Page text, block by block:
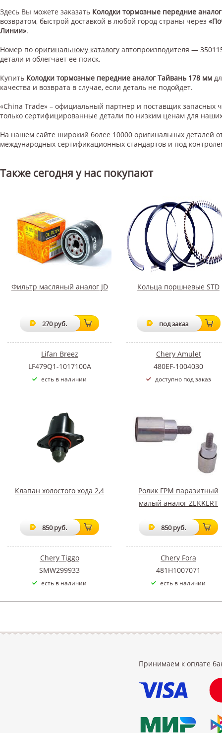
Здесь Вы можете заказать Колодки тормозные передние
возвратом, быстрой доставкой в любой город страны через
Линии».
Номер по оригинальному каталогу автопроизводителя —
детали и облегчает ее поиск.
Купить Колодки тормозные передние аналог Тайвань 178 мм
качества и возврата в случае, если деталь не подойдет.
«China Trade» – официальный партнер и поставщик запасных
только сертифицированные детали по низким ценам для
На нашем сайте широкий более 10000 оригинальных деталей
международных сертификационных стандартов и под
Также сегодня у нас покупают
Фильтр масляный аналог JD
270 руб.
Lifan Breez
LF479Q1-1017100A
есть в наличии
Кольца поршневые STD
под заказ
Chery Amulet
480EF-1004030
доступно под заказ
Клапан холостого хода 2,4
850 руб.
Chery Tiggo
SMW299933
есть в наличии
Ролик ГРМ паразитный
малый аналог ZEKKERT
850 руб.
Chery Fora
481H1007071
есть в наличии
Принимаем к оплате